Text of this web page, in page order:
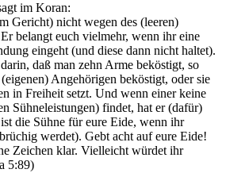
im Koran:
Gericht) nicht wegen des (leeren)
belangt euch vielmehr, wenn ihr eine
eingeht (und diese dann nicht haltet).
daß man zehn Arme beköstigt, so
Angehörigen beköstigt, oder sie
in Freiheit setzt. Und wenn einer keine
Sühneleistungen) findet, hat er (dafür)
die Sühne für eure Eide, wenn ihr
werdet). Gebt acht auf eure Eide!
Zeichen klar. Vielleicht würdet ihr
5:89)